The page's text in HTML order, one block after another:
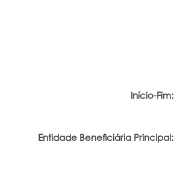
Início-Fim:
Entidade Beneficiária Principal: